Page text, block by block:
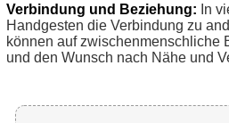
Verbindung und Beziehung: In
Handgesten die Verbindung zu
können auf zwischenmenschliche
und den Wunsch nach Nähe und